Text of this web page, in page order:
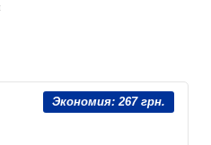
Экономия:267 грн.